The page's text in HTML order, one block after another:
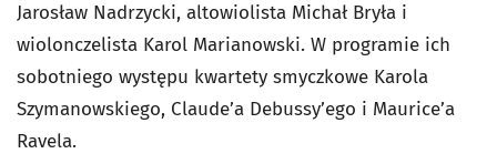
Jarosław Nadrzycki, altowiolista Michał Bryła i
wiolonczelista Karol Marianowski. W programie ich
sobotniego występu kwartety smyczkowe Karola
Szymanowskiego, Claude’a Debussy’ego i Maurice’a
Ravela.